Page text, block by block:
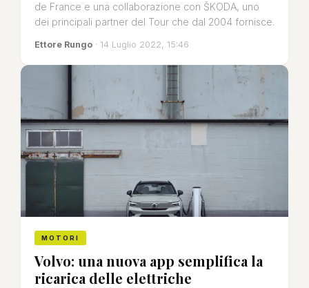
de France e una collaborazione con ŠKODA, uno
dei principali partner del Tour che dal 2004 fornisce.
Ettore Rungo · 14 Luglio 2022, 15:46
MOTORI
Volvo: una nuova app semplifica la
ricarica delle elettriche